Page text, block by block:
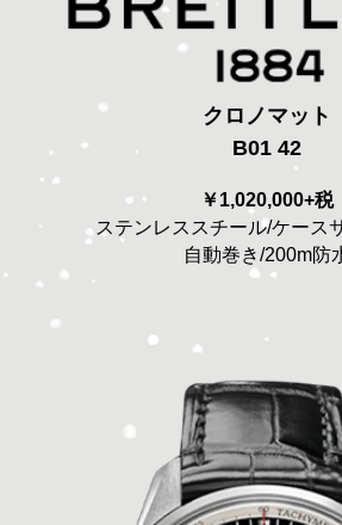
クロノマット
B01 42
￥1,020,000+税
ステンレススチール/ケース
自動巻き/200m防